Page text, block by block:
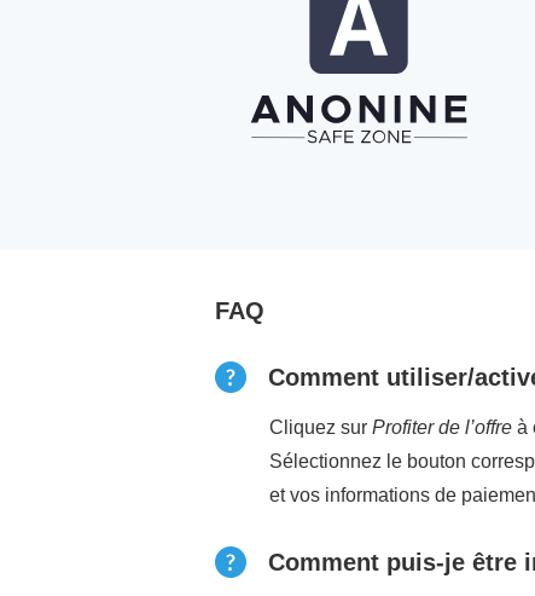
FAQ
Comment utiliser/
Cliquez sur Profiter de l’offre à
Sélectionnez le bouton
et vos informations de
Comment puis-je être